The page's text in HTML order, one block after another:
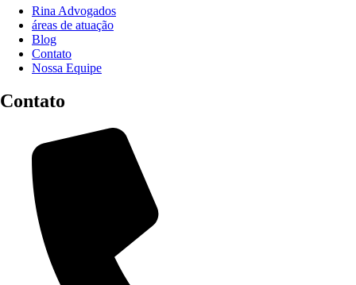
Rina Advogados
áreas de atuação
Blog
Contato
Nossa Equipe
Contato